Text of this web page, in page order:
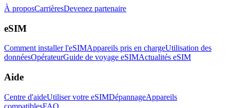
À proposCarrièresDevenez partenaire
eSIM
Comment installer l'eSIMAppareils pris en chargeUtilisation des
donnéesOpérateurGuide de voyage eSIMActualités eSIM
Aide
Centre d'aideUtiliser votre eSIMDépannageAppareils
compatiblesFAQ